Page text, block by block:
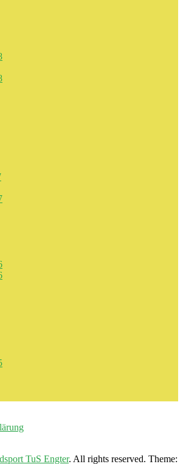
TuS Engter. All rights reserved. Theme: